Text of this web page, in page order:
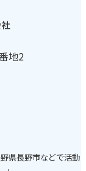
地2
県長野市などで活動